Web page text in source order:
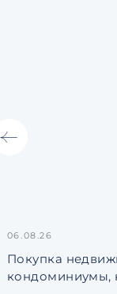
06.08.26
Покупка
кондоминиумы,